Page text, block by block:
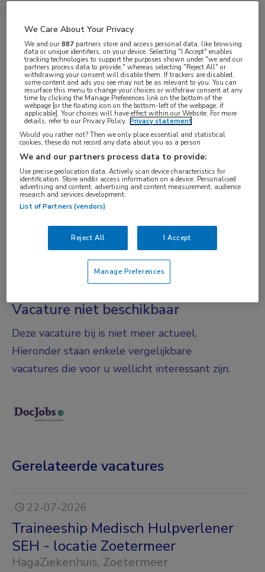
Artsen
FUNCTIE
Overige beroepen medici
BRANCHE
Onbekend
AANSTELLING
Tijdelijk dienstverband
PLAATSINGSDATUM
13 november 2025
NIVEAU
WO
DIENSTVERBAND
Vacature niet beschikbaar
Deze vacature bij is niet meer actueel.
Hieronder staan enkele vergelijkbare
vacatures die voor u wellicht interessant zijn.
Gerelateerde vacatures
22-07-2026
Traineeship Medisch Hulpverlener
SEH - locatie Zoetermeer
HagaZiekenhuis, Zoetermeer
We Care About Your Privacy
We and our887 partners store and access personal data, like browsing
data or unique identifiers, on your device. Selecting "I Accept" enables
tracking technologies to support the purposes shown under "we and our
partners process data to provide," whereas selecting "Reject All" or
withdrawing your consent will disable them. If trackers are disabled,
some content and ads you see may not be as relevant to you. You can
resurface this menu to change your choices or withdraw consent at any
time by clicking the Manage Preferences link on the bottom of the
webpage [or the floating icon on the bottom-left of the webpage, if
applicable]. Your choices will have effect within our Website. For more
details, refer to our Privacy Policy. Privacy statement
Would you rather not? Then we only place essential and statistical
cookies, these do not record any data about you as a person
We and our partners process data to provide:
Use precise geolocation data. Actively scan device characteristics for
identification. Store and/or access information on a device. Personalised
advertising and content, advertising and content measurement, audience
research and services development.
List of Partners (vendors)
Reject All I Accept
Manage Preferences